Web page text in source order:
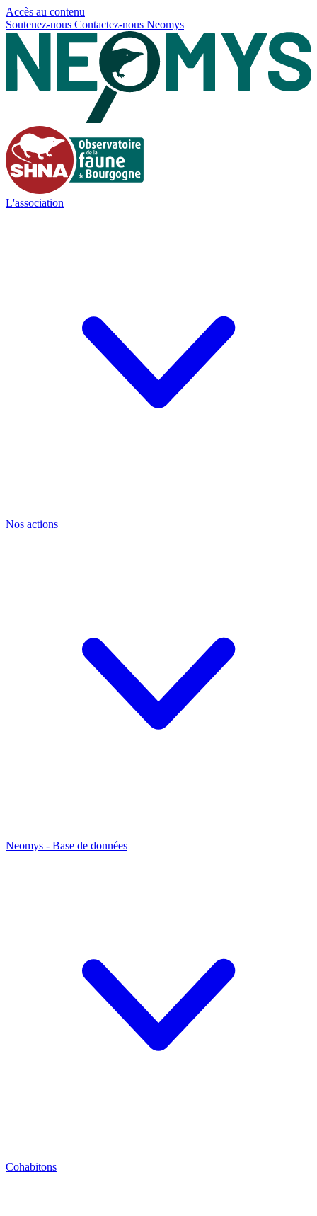
Accès au contenu
Soutenez-nous Contactez-nous Neomys
L'association
Nos actions
Neomys - Base de données
Cohabitons
Panneau de gestion des cookies